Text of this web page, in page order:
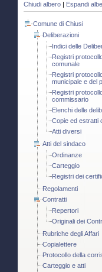
Chiudi albero Espandi
Comune di Chiusi
Deliberazioni
Indici delle
Registri
comunale
Registri
municipale e del
Registri
commissario
Elenchi delle
Copie ed estratti
Atti diversi
Atti del sindaco
Ordinanze
Carteggio
Registri dei
Regolamenti
Contratti
Repertori
Originali dei
Rubriche degli Affari
Copialettere
Protocollo della
Carteggio e atti